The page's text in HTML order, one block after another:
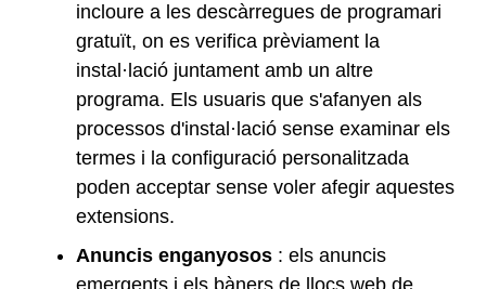
incloure a les descàrregues de programari
gratuït, on es verifica prèviament la
instal·lació juntament amb un altre
programa. Els usuaris que s'afanyen als
processos d'instal·lació sense examinar els
termes i la configuració personalitzada
poden acceptar sense voler afegir aquestes
extensions.
Anuncis enganyosos : els anuncis